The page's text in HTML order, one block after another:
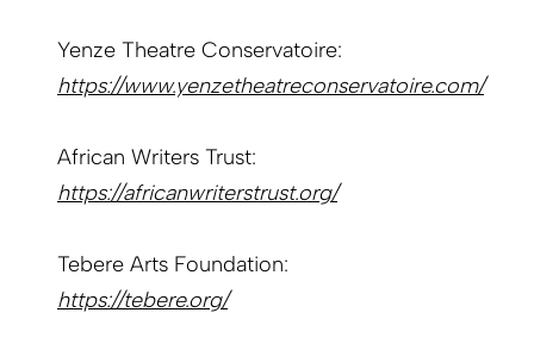
Yenze Theatre Conservatoire:
https://www.yenzetheatreconservatoire.com/
African Writers Trust:
https://africanwriterstrust.org/
Tebere Arts Foundation:
https://tebere.org/